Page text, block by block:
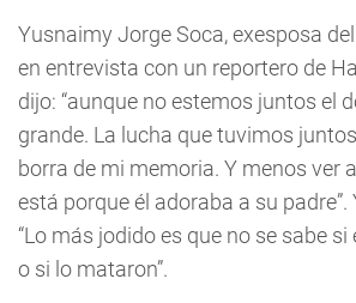
Yusnaimy Jorge Soca, exesposa
en entrevista con un reportero de
dijo: “aunque no estemos juntos el
grande. La lucha que tuvimos
borra de mi memoria. Y menos ver
está porque él adoraba a su padre”.
“Lo más jodido es que no se sabe
o si lo mataron”.